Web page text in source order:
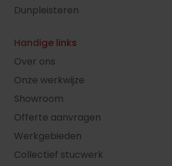
Dunpleisteren
Handige links
Over ons
Onze werkwijze
Showroom
Offerte aanvragen
Werkgebieden
Collectief stucwerk